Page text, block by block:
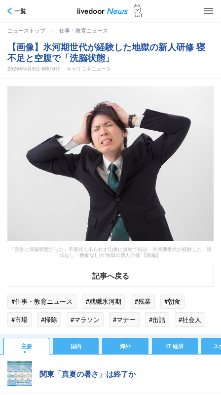
一覧
ニューストップ > 仕事・教育ニュース
【画像】氷河期世代が経験した地獄の新人研修 寝
不足と空腹で「洗脳状態」
2026年4月5日 6時10分 キャリコネニュース
「完全に洗脳状態だった」卒業式も出られず山奥に無給で缶詰 氷河期世代が経験した、睡
眠なし・朝食なしの“地獄の新人研修”【前編】
記事へ戻る
#仕事・教育ニュース #就職氷河期 #残業
#朝食
#市場
#掃除 #マラソン #マナー #缶詰
#社会人
#正社員
#洗脳 #トイレ #マーケティング
#東京都
#転職
主要 国内 海外 IT 経済 ス
関東「真夏の暑さ」は終了か